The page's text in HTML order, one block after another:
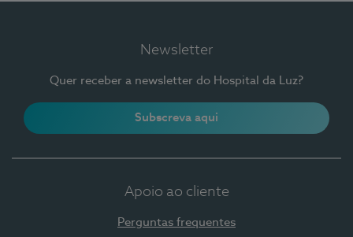
Newsletter
Quer receber a newsletter do Hospital da Luz?
Subscreva aqui
Apoio ao cliente
Perguntas frequentes